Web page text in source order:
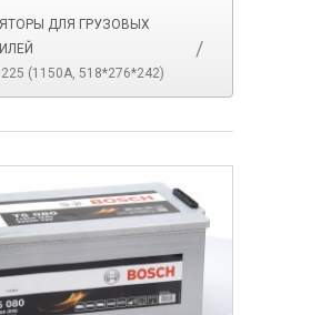
ДЛЯ ГРУЗОВЫХ
225 (1150A, 518*276*242)